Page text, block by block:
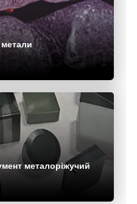
метали
металоріжучий